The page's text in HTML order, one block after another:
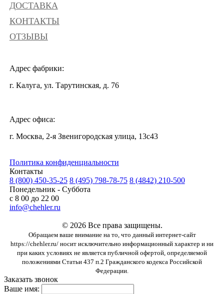
ДОСТАВКА
КОНТАКТЫ
ОТЗЫВЫ
Адрес фабрики:
г. Калуга, ул. Тарутинская, д. 76
Адрес офиса:
г. Москва, 2-я Звенигородская улица, 13с43
Политика конфиденциальности
Контакты
8 (800) 450-35-25 8 (495) 798-78-75 8 (4842) 210-500
Понедельник - Суббота
с 8 00 до 22 00
info@chehler.ru
© 2026 Все права защищены.
Обращаем ваше внимание на то, что данный интернет-сайт
https://chehler.ru/ носит исключительно информационный характер и ни
при каких условиях не является публичной офертой, определяемой
положениями Статьи 437 п.2 Гражданского кодекса Российской
Федерации.
Заказать звонок
Ваше имя: